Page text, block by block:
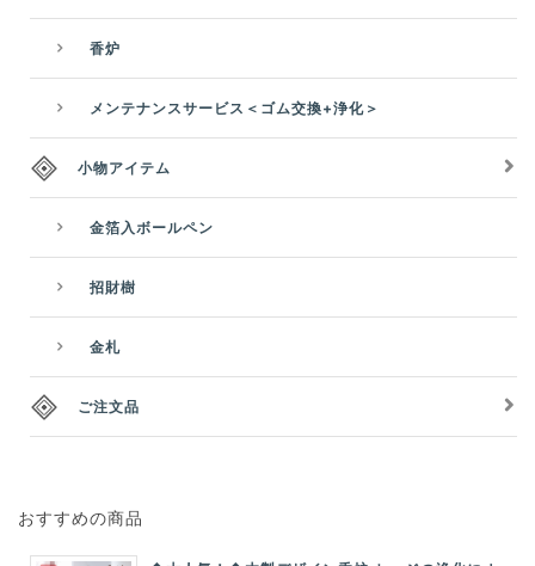
香炉
メンテナンスサービス＜ゴム交換+浄化＞
小物アイテム
金箔入ボールペン
招財樹
金札
ご注文品
おすすめの商品